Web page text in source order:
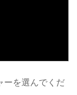
ーを選んでくだ